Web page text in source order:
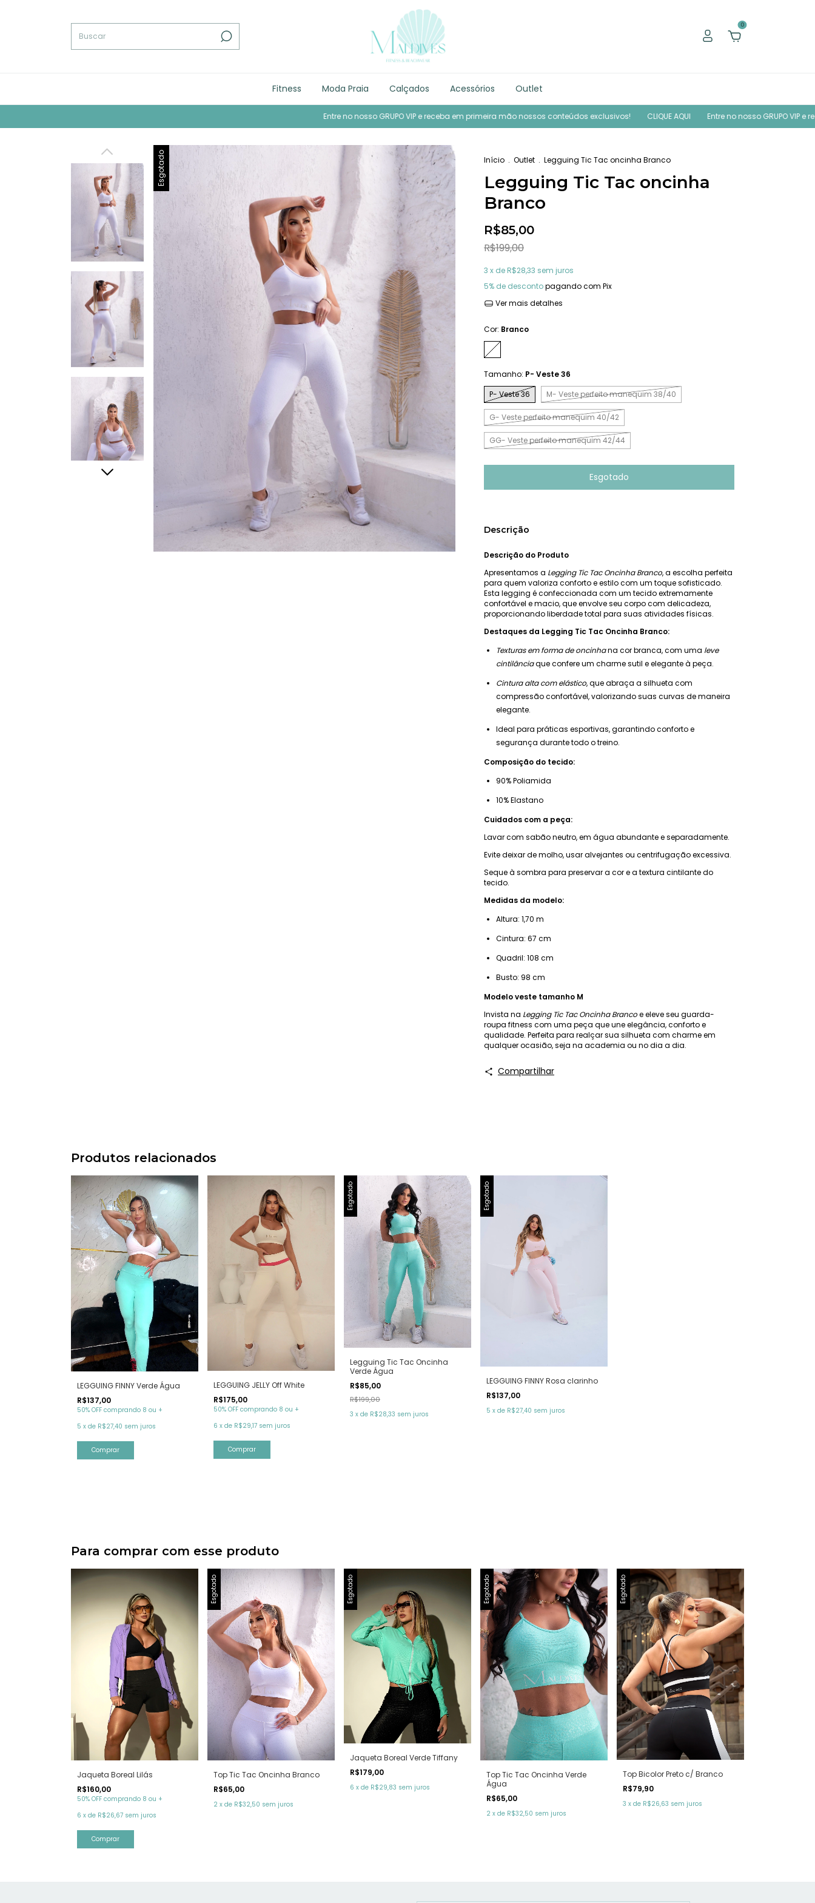
0
Fitness Moda Praia Calçados Acessórios Outlet
Entre no nosso GRUPO VIP e receba em primeira mão nossos conteúdos exclusivos! CLIQUE AQUI Entre no nosso GRUPO VIP e receba em
Esgotado Início . Outlet . Legguing Tic Tac oncinha Branco
Legguing Tic Tac oncinha
Branco
R$85,00
R$199,00
3 x de R$28,33 sem juros
5% de descontopagando com Pix
Ver mais detalhes
Cor: Branco
Tamanho: P- Veste 36
P- Veste 36
M- Veste perfeito manequim 38/40
G- Veste perfeito manequim 40/42
GG- Veste perfeito manequim 42/44
Descrição
Descrição do Produto
Apresentamos a Legging Tic Tac Oncinha Branco, a escolha perfeita
para quem valoriza conforto e estilo com um toque sofisticado.
Esta legging é confeccionada com um tecido extremamente
confortável e macio, que envolve seu corpo com delicadeza,
proporcionando liberdade total para suas atividades físicas.
Destaques da Legging Tic Tac Oncinha Branco:
Texturas em forma de oncinhana cor branca, com uma leve
cintilânciaque confere um charme sutil e elegante à peça.
Cintura alta com elástico, que abraça a silhueta com
compressão confortável, valorizando suas curvas de maneira
elegante.
Ideal para práticas esportivas, garantindo conforto e
segurança durante todo o treino.
Composição do tecido:
90% Poliamida
10% Elastano
Cuidados com a peça:
Lavar com sabão neutro, em água abundante e separadamente.
Evite deixar de molho, usar alvejantes ou centrifugação excessiva.
Seque à sombra para preservar a cor e a textura cintilante do
tecido.
Medidas da modelo:
Altura: 1,70 m
Cintura: 67 cm
Quadril: 108 cm
Busto: 98 cm
Modelo veste tamanho M
Invista na Legging Tic Tac Oncinha Brancoe eleve seu guarda-
roupa fitness com uma peça que une elegância, conforto e
qualidade. Perfeita para realçar sua silhueta com charme em
qualquer ocasião, seja na academia ou no dia a dia.
Compartilhar
Produtos relacionados
LEGGUING FINNY Verde Água
R$137,00
50% OFF comprando 8 ou +
5 x de R$27,40 sem juros
Comprar
LEGGUING JELLY Off White
R$175,00
50% OFF comprando 8 ou +
6 x de R$29,17 sem juros
Comprar
Esgotado
Legguing Tic Tac Oncinha
Verde Água
R$85,00
R$199,00
3 x de R$28,33 sem juros
Esgotado
LEGGUING FINNY Rosa clarinho
R$137,00
5 x de R$27,40 sem juros
Para comprar com esse produto
Jaqueta Boreal Lilás
R$160,00
50% OFF comprando 8 ou +
6 x de R$26,67 sem juros
Comprar
Esgotado
Top Tic Tac Oncinha Branco
R$65,00
2 x de R$32,50 sem juros
Esgotado
Jaqueta Boreal Verde Tiffany
R$179,00
6 x de R$29,83 sem juros
Esgotado
Top Tic Tac Oncinha Verde
Água
R$65,00
2 x de R$32,50 sem juros
Esgotado
Top Bicolor Preto c/ Branco
R$79,90
3 x de R$26,63 sem juros